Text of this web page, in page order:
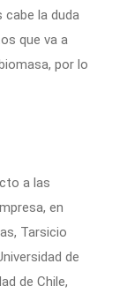
la duda
que va a
por lo
a las
en
Tarsicio
de
de Chile,